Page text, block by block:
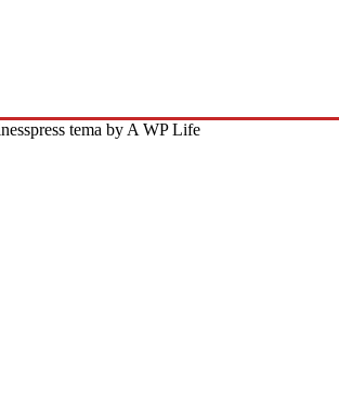
tema by A WP Life